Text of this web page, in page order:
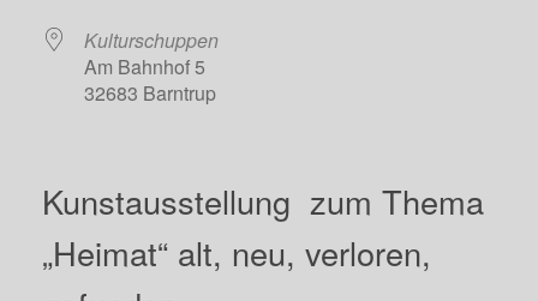
Kulturschuppen
Am Bahnhof 5
32683 Barntrup
Kunstausstellung zum Thema
„Heimat“ alt, neu, verloren,